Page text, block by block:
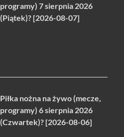
programy) 7 sierpnia 2026
(Piątek)? [2026-08-07]
Piłka nożna na żywo (mecze,
programy) 6 sierpnia 2026
(Czwartek)? [2026-08-06]